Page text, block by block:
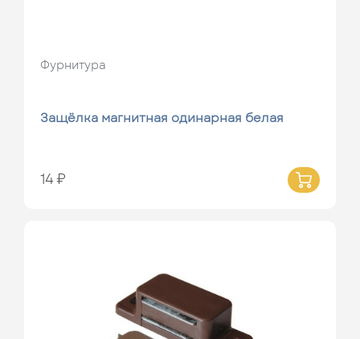
Фурнитура
Защёлка магнитная одинарная белая
14 ₽